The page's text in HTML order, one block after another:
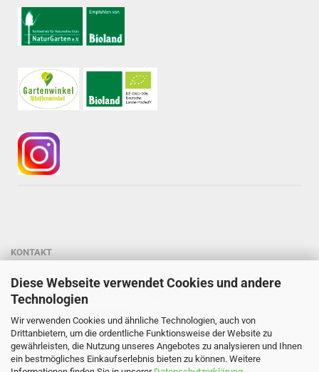
Diese Webseite verwendet Cookies und andere
Technologien
Wir verwenden Cookies und ähnliche Technologien, auch von
Drittanbietern, um die ordentliche Funktionsweise der Website zu
gewährleisten, die Nutzung unseres Angebotes zu analysieren und Ihnen
ein bestmögliches Einkaufserlebnis bieten zu können. Weitere
KONTAKT
Dipl.-Ing. Susanne Spatz-Behmenburg
Tel: 0 88 03 - 47 80 900
Mail: info@staudenspatz.de